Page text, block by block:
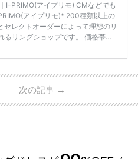
I-PRIMO(アイプリモ) CMなどでも
アイプリモ)* 200種類以上の
セレクトオーダーによって理想のリ
るリングショップです。 価格帯は2
的にも20代の若い夫婦に人気のよ
22時～スタートする水曜ドラマ『
ン! 』で山藤 そよ役を演じます💁🏻‍♀️
次の記事 →